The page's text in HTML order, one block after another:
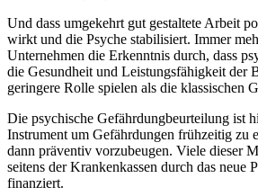
Und dass umgekehrt gut gestaltete Arbeit
wirkt und die Psyche stabilisiert. Immer
Unternehmen die Erkenntnis durch, dass
die Gesundheit und Leistungsfähigkeit der
geringere Rolle spielen als die klassischen
Die psychische Gefährdungbeurteilung ist
Instrument um Gefährdungen frühzeitig zu
dann präventiv vorzubeugen. Viele dieser
seitens der Krankenkassen durch das neue
finanziert.